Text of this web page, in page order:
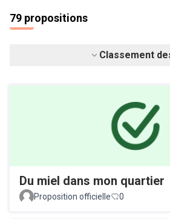
79 propositions
Classement
Du miel dans mon quartier
Proposition officielle
0